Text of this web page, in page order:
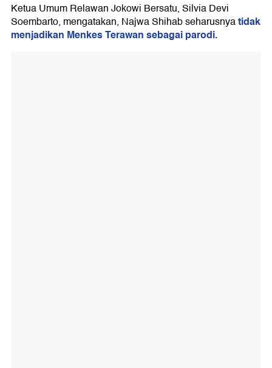
Ketua Umum Relawan Jokowi Bersatu, Silvia Devi
Soembarto, mengatakan, Najwa Shihab seharusnyatidak
menjadikan Menkes Terawan sebagai parodi.